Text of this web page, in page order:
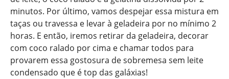
minutos. Por último, vamos despejar essa mistura em
taças ou travessa e levar à geladeira por no mínimo 2
horas. E então, iremos retirar da geladeira, decorar
com coco ralado por cima e chamar todos para
provarem essa gostosura de sobremesa sem leite
condensado que é top das galáxias!